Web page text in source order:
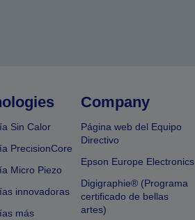
Sin Calor
PrecisionCore
Micro Piezo
innovadoras
más
Company
Página web del Equipo
Directivo
Epson Europe Electronics
Digigraphie® (Programa
certificado de bellas
artes)